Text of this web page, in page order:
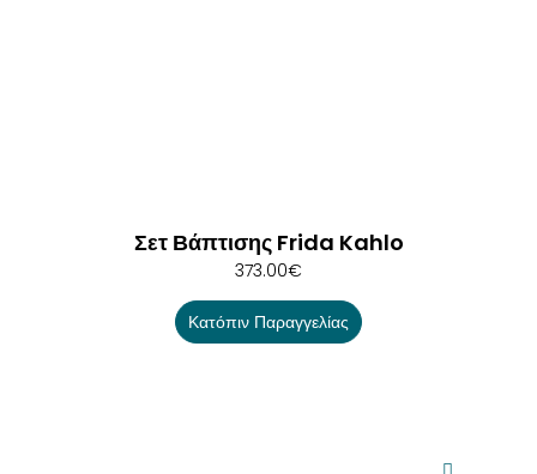
Σετ Βάπτισης Frida Kahlo
373.00€
Κατόπιν Παραγγελίας